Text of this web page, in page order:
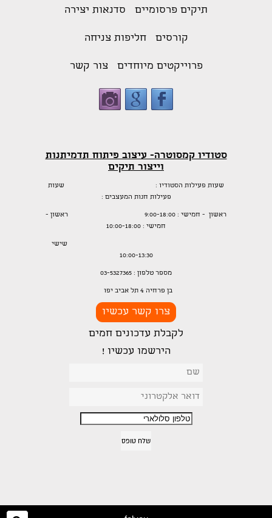
תיקים פרסומיים סדנאות יצירה
קורסים חליפות צניחה
פרוייקטים מיוחדים צור קשר
סטודיו קמסוטרה- עיצוב פיתוח תדמיתנות
וייצור תיקים
שעות פעילות הסטודיו : שעות
פעילות חנות המעצבים :
ראשון - חמישי : 9:00-18:00 ראשון -
חמישי : 10:00-18:00
שישי
10:00-13:30
מספר טלפון : 03-5327365
בן פרחיה 4 תל אביב יפו
צרו קשר עכשיו
לקבלת עדכונים חמים
הירשמו עכשיו !